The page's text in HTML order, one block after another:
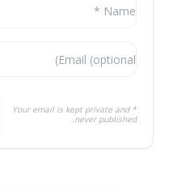
* Your email is kept private and
never published.